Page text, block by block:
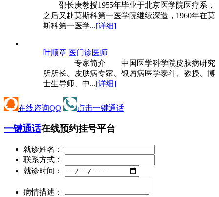
邵长庚教授1955年毕业于北京医学院医疗系，
之后又赴莫斯科第一医学院继续深造，1960年在莫
斯科第一医学...[详细]
叶顺章 医门诊医师
专家简介 中国医学科学院皮肤病研究
所所长、皮肤病专家、银屑病医学泰斗、教授、博
士生导师、中...[详细]
在线咨询QQ 点击一键通话
一键通话在线预约挂号平台
就诊姓名：
联系方式：
就诊时间：
病情描述：